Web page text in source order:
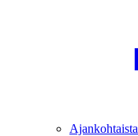
Ajankohtaista